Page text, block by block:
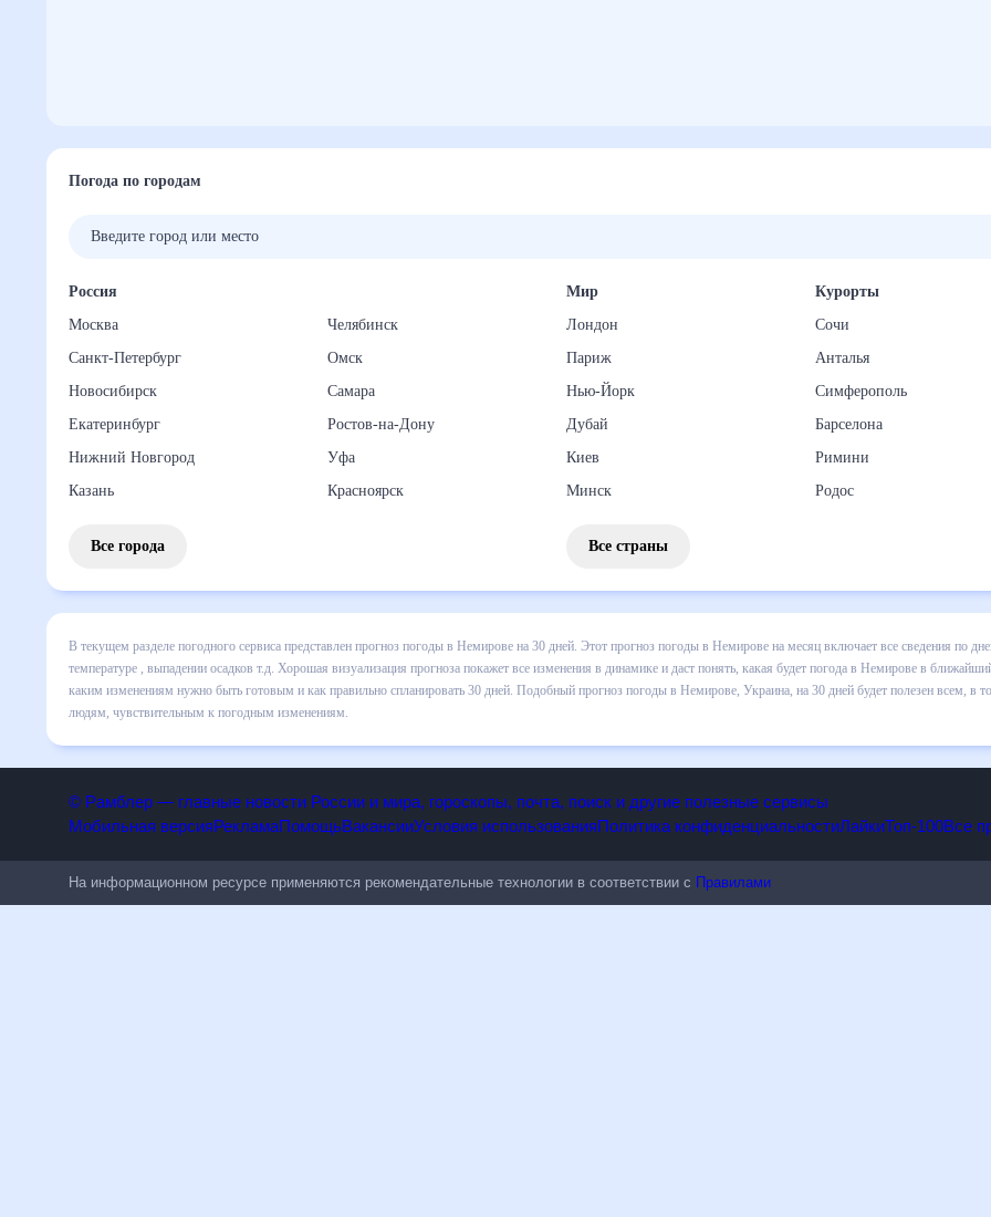
Погода по городам
Россия
Москва
Санкт-Петербург
Новосибирск
Екатеринбург
Нижний Новгород
Казань
Челябинск
Омск
Самара
Ростов-на-Дону
Уфа
Красноярск
Все города
Мир
Лондон
Париж
Нью-Йорк
Дубай
Киев
Минск
Курорты
Сочи
Анталья
Симферополь
Барселона
Римини
Родос
Все страны
В текущем разделе погодного сервиса представлен прогноз погоды в Немирове на 30 дней. Этот прогноз погоды в Немирове
включает все сведения по дневной температуре , выпадении осадков т.д. Хорошая визуализация прогноза покажет все
динамике и даст понять, какая будет погода в Немирове в ближайший месяц, к каким изменениям нужно быть готовым и как
спланировать 30 дней. Подобный прогноз погоды в Немирове, Украина, на 30 дней будет полезен всем, в том числе людям,
© Рамблер — главные новости России и мира, гороскопы, почта, поиск и другие полезные сервисы
На информационном ресурсе применяются рекомендательные технологии в соответствии сПравилами